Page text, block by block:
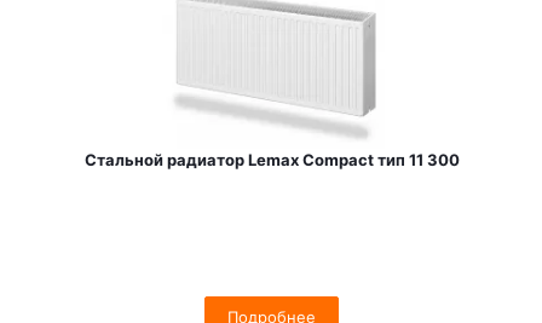
Стальной радиатор Lemax Compact тип 11 300
Подробнее